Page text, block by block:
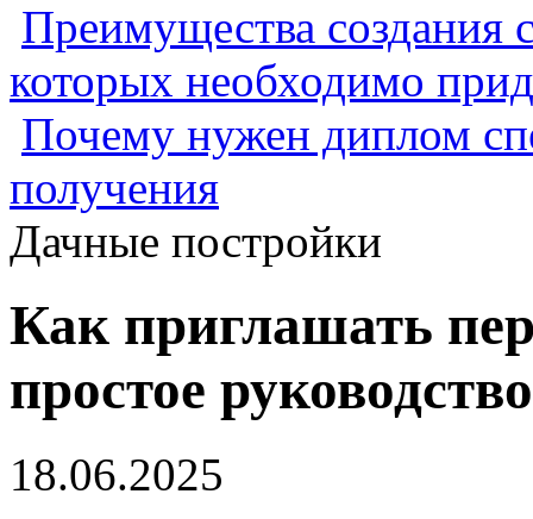
Преимущества создания
которых необходимо
Почему нужен диплом
получения
Дачные постройки
Как приглашать
простое
18.06.2025